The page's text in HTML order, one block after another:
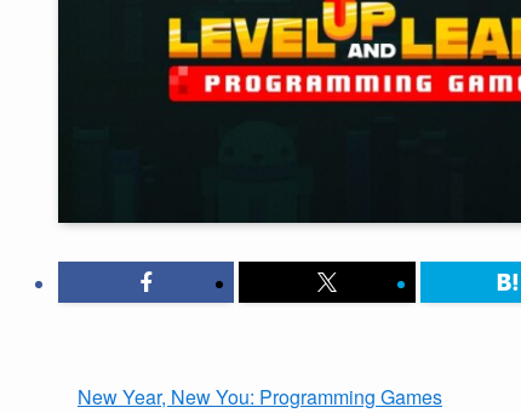
New Year, New You: Programming Games